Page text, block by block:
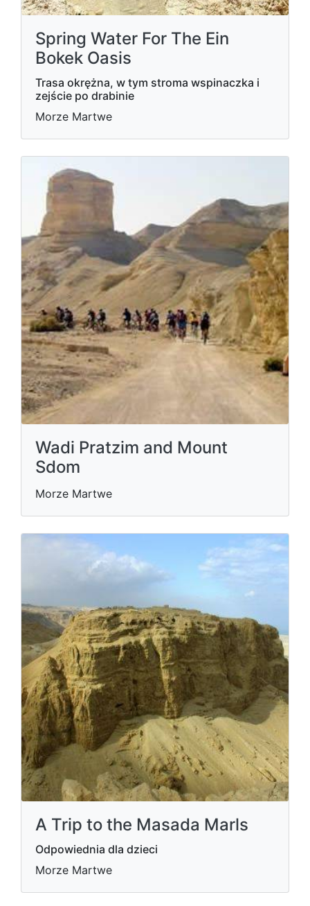
Spring Water For The Ein
Bokek Oasis
Trasa okrężna, w tym stroma wspinaczka i
zejście po drabinie
Morze Martwe
Wadi Pratzim and Mount
Sdom
Morze Martwe
A Trip to the Masada Marls
Odpowiednia dla dzieci
Morze Martwe